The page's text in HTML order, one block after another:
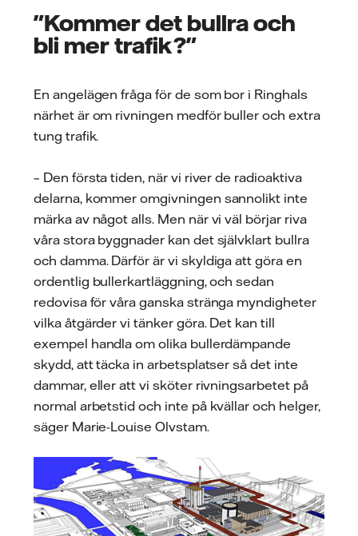
"Kommer det bullra och
bli mer trafik?"
En angelägen fråga för de som bor i Ringhals
närhet är om rivningen medför buller och extra
tung trafik.
– Den första tiden, när vi river de radioaktiva
delarna, kommer omgivningen sannolikt inte
märka av något alls. Men när vi väl börjar riva
våra stora byggnader kan det självklart bullra
och damma. Därför är vi skyldiga att göra en
ordentlig bullerkartläggning, och sedan
redovisa för våra ganska stränga myndigheter
vilka åtgärder vi tänker göra. Det kan till
exempel handla om olika bullerdämpande
skydd, att täcka in arbetsplatser så det inte
dammar, eller att vi sköter rivningsarbetet på
normal arbetstid och inte på kvällar och helger,
säger Marie-Louise Olvstam.